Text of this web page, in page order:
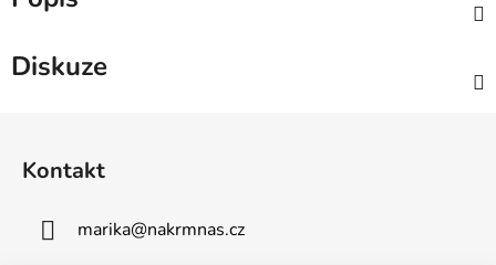
Diskuze
Kontakt
marika@nakrmnas.cz